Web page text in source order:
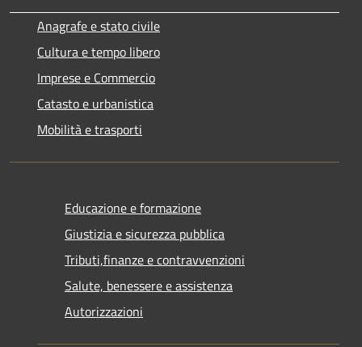
Anagrafe e stato civile
Cultura e tempo libero
Imprese e Commercio
Catasto e urbanistica
Mobilità e trasporti
Educazione e formazione
Giustizia e sicurezza pubblica
Tributi,finanze e contravvenzioni
Salute, benessere e assistenza
Autorizzazioni